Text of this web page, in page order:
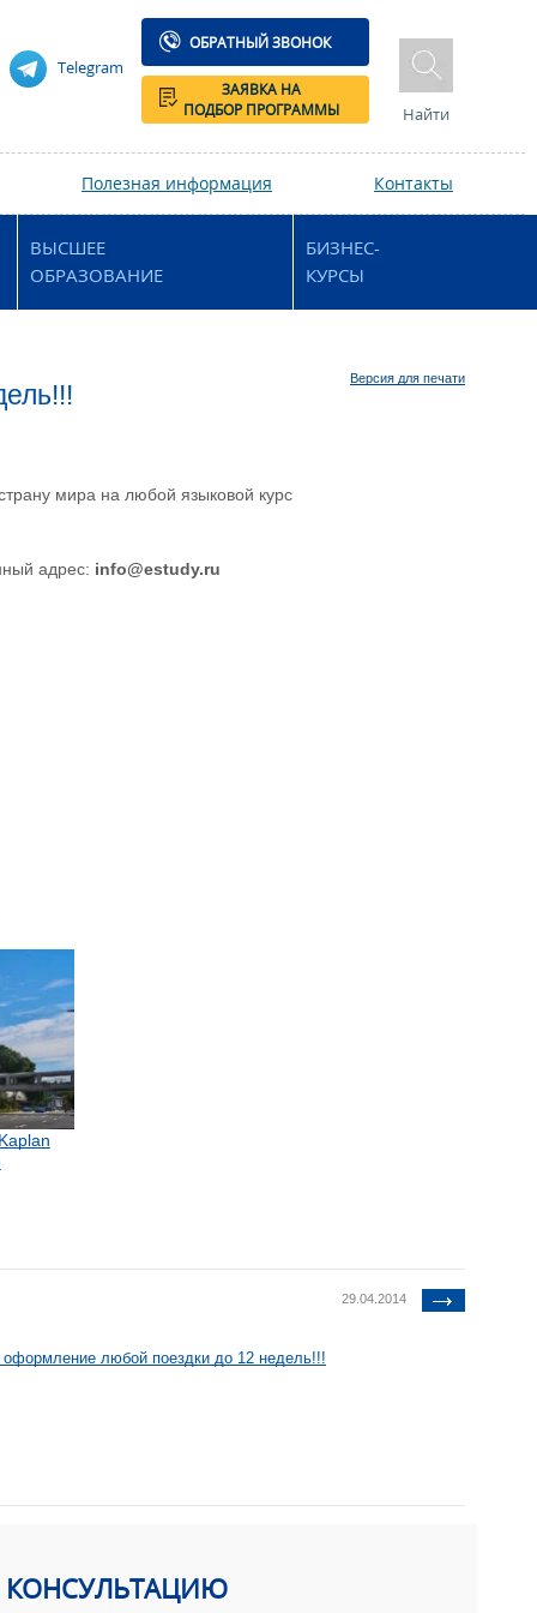
Telegram
ОБРАТНЫЙ ЗВОНОК
ЗАЯВКА НА
ПОДБОР ПРОГРАММЫ
Найти
Полезная информация Контакты
ВЫСШЕЕ
ОБРАЗОВАНИЕ
БИЗНЕС-
КУРСЫ
Версия для печати
мира на любой языковой курс
адрес: info@estudy.ru
29.04.2014
оформление любой поездки до 12 недель!!!
КОНСУЛЬТАЦИЮ